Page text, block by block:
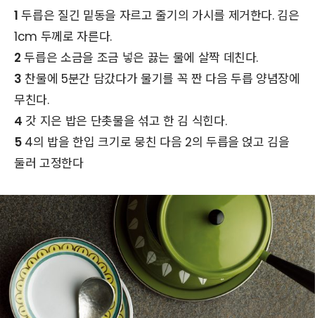
1 두릅은 질긴 밑동을 자르고 줄기의 가시를 제거한다. 김은
1cm 두께로 자른다.
2 두릅은 소금을 조금 넣은 끓는 물에 살짝 데친다.
3 찬물에 5분간 담갔다가 물기를 꼭 짠 다음 두릅 양념장에
무친다.
4 갓 지은 밥은 단촛물을 섞고 한 김 식힌다.
54의 밥을 한입 크기로 뭉친 다음 2의 두릅을 얹고 김을
둘러 고정한다